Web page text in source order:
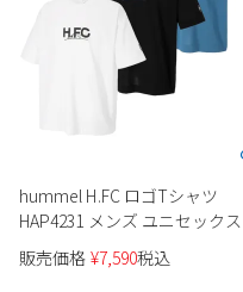
hummel H.FC ロゴTシャツ
HAP4231 メンズ ユニセックス
販売価格 ¥7,590税込